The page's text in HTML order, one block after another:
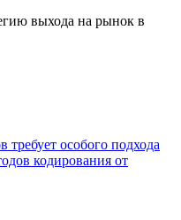
выхода на рынок в
требует особого подхода
кодирования от